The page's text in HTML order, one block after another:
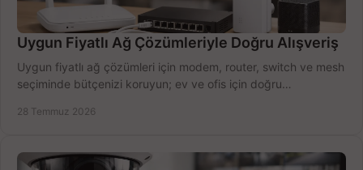
Uygun Fiyatlı Ağ Çözümleriyle Doğru Alışveriş
Uygun fiyatlı ağ çözümleri için modem, router, switch ve mesh
seçiminde bütçenizi koruyun; ev ve ofis için doğru
28 Temmuz 2026